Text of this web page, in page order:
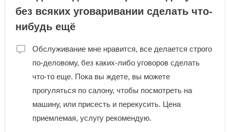
без всяких уговаривании сделать что-
нибудь ещё
Обслуживание мне нравится, все делается строго
по-деловому, без каких-либо уговоров сделать
что-то еще. Пока вы ждете, вы можете
прогуляться по салону, чтобы посмотреть на
машину, или присесть и перекусить. Цена
приемлемая, услугу рекомендую.